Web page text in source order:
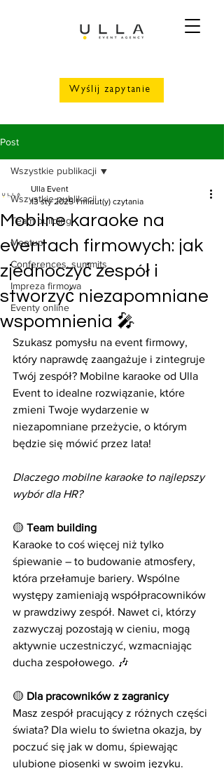
Wyślij zapytanie
Post
Wszystkie publikacji
Team building
Meetup
Conferences, summits
Impreza firmowa
Eventy online
Wszystkie publikacji
Mobilne karaoke na
eventach firmowych: jak
zjednoczyć zespół i
stworzyć niezapomniane
wspomnienia 🎤
Ulla Event
13 sty 2025 1 minut(y) czytania
Szukasz pomysłu na event firmowy,
który naprawdę zaangażuje i zintegruje
Twój zespół? Mobilne karaoke od Ulla
Event to idealne rozwiązanie, które
zmieni Twoje wydarzenie w
niezapomniane przeżycie, o którym
będzie się mówić przez lata!
Dlaczego mobilne karaoke to najlepszy
wybór dla HR?
🟡 Team building
Karaoke to coś więcej niż tylko
śpiewanie – to budowanie atmosfery,
która przełamuje bariery. Wspólne
występy zamieniają współpracowników
w prawdziwy zespół. Nawet ci, którzy
zazwyczaj pozostają w cieniu, mogą
aktywnie uczestniczyć, wzmacniając
ducha zespołowego. 🎶
🟡 Dla pracowników z zagranicy
Masz zespół pracujący z różnych części
świata? Dla wielu to świetna okazja, by
poczuć się jak w domu, śpiewając
ulubione piosenki w swoim języku.